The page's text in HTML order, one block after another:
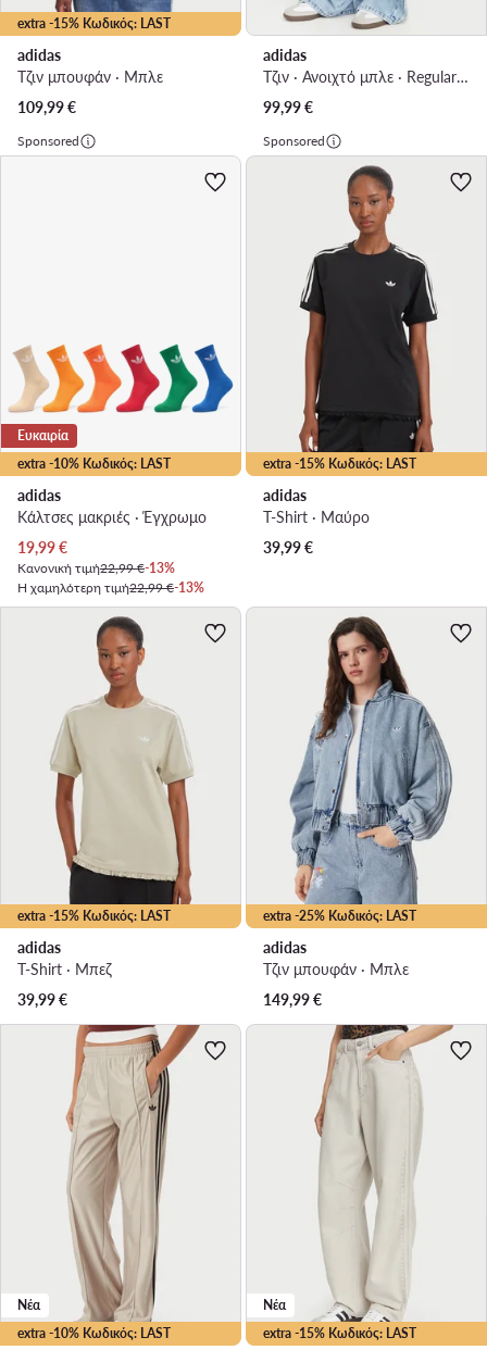
extra -15% Κωδικός: LAST
adidas
Τζιν μπουφάν · Μπλε
109,99€
adidas
Τζιν · Ανοιχτό μπλε · Regular Fit
99,99€
Sponsored
extra -10% Κωδικός: LAST
Ευκαιρία
adidas
Κάλτσες μακριές · Έγχρωμο
Τρέχουσα τιμή
19,99€
Κανονική τιμή22,99 €-13%
Η χαμηλότερη τιμή22,99 €-13%
Sponsored
extra -15% Κωδικός: LAST
adidas
T-Shirt · Μαύρο
39,99€
extra -15% Κωδικός: LAST
adidas
T-Shirt · Μπεζ
39,99€
extra -25% Κωδικός: LAST
adidas
Τζιν μπουφάν · Μπλε
149,99€
extra -10% Κωδικός: LAST
Νέα
extra -15% Κωδικός: LAST
Νέα